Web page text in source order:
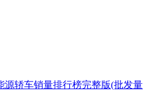
源轿车销量排行榜完整版(批发量